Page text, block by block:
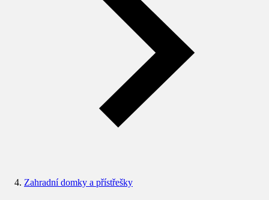
Zahradní domky a přístřešky